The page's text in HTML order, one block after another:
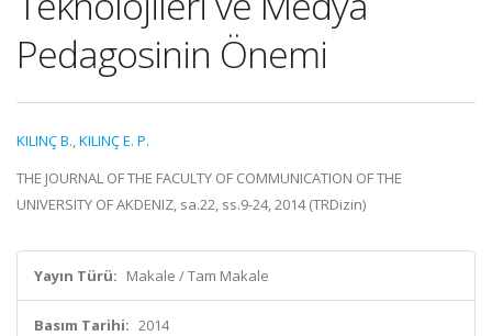
Pedagosinin Önemi
KILINÇ B.,KILINÇ E. P.
THE JOURNAL OF THE FACULTY OF COMMUNICATION OF THE
UNIVERSITY OF AKDENIZ, sa.22, ss.9-24, 2014 (TRDizin)
Yayın Türü: Makale / Tam Makale
Basım Tarihi: 2014